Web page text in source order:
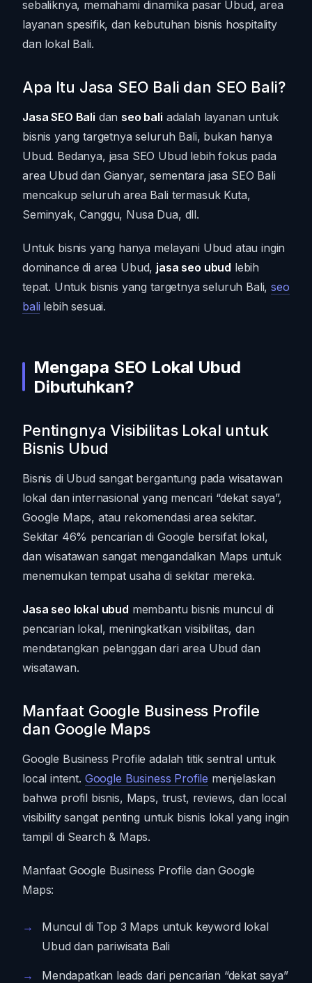
sebaliknya, memahami dinamika pasar Ubud, area
layanan spesifik, dan kebutuhan bisnis hospitality
dan lokal Bali.
Apa Itu Jasa SEO Bali dan SEO Bali?
Jasa SEO Bali dan seo bali adalah layanan untuk
bisnis yang targetnya seluruh Bali, bukan hanya
Ubud. Bedanya, jasa SEO Ubud lebih fokus pada
area Ubud dan Gianyar, sementara jasa SEO Bali
mencakup seluruh area Bali termasuk Kuta,
Seminyak, Canggu, Nusa Dua, dll.
Untuk bisnis yang hanya melayani Ubud atau ingin
dominance di area Ubud, jasa seo ubud lebih
tepat. Untuk bisnis yang targetnya seluruh Bali,seo
balilebih sesuai.
Mengapa SEO Lokal Ubud
Dibutuhkan?
Pentingnya Visibilitas Lokal untuk
Bisnis Ubud
Bisnis di Ubud sangat bergantung pada wisatawan
lokal dan internasional yang mencari “dekat saya”,
Google Maps, atau rekomendasi area sekitar.
Sekitar 46% pencarian di Google bersifat lokal,
dan wisatawan sangat mengandalkan Maps untuk
menemukan tempat usaha di sekitar mereka.
Jasa seo lokal ubud membantu bisnis muncul di
pencarian lokal, meningkatkan visibilitas, dan
mendatangkan pelanggan dari area Ubud dan
wisatawan.
Manfaat Google Business Profile
dan Google Maps
Google Business Profile adalah titik sentral untuk
local intent. Google Business Profile menjelaskan
bahwa profil bisnis, Maps, trust, reviews, dan local
visibility sangat penting untuk bisnis lokal yang ingin
tampil di Search & Maps.
Manfaat Google Business Profile dan Google
Maps:
Muncul di Top 3 Maps untuk keyword lokal
Ubud dan pariwisata Bali
Mendapatkan leads dari pencarian “dekat saya”